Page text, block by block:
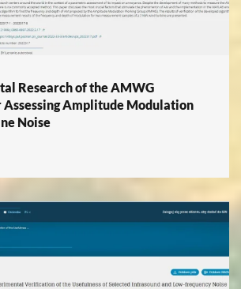
Research of the AMWG
Amplitude Modulation
Noise